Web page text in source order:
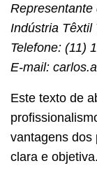
Representante
Indústria Têxtil
Telefone: (11)
E-mail:
Este texto de
vantagens dos
clara e objetiva.